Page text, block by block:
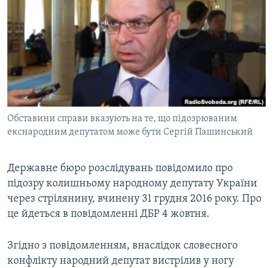
КИТАЙ.ВИКЛИКИ
МУЛЬТИМЕДІА
СПЕЦПРОЄКТИ
ПОДКАСТИ
КРИМ РЕАЛІЇ
УКР
КТАТ
Обставини справи вказують на те, що підозрюваним
екснародним депутатом може бути Сергій Пашинський
Державне бюро розслідувань повідомило про
підозру колишньому народному депутату України
через стрілянину, вчинену 31 грудня 2016 року. Про
це йдеться в повідомленні ДБР 4 жовтня.
Згідно з повідомленням, внаслідок словесного
конфлікту народний депутат вистрілив у ногу